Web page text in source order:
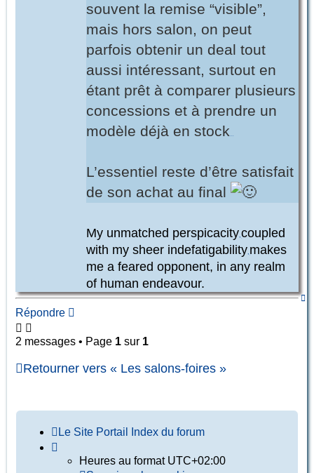
souvent la remise “visible”,
mais hors salon, on peut
parfois obtenir un deal tout
aussi intéressant, surtout en
étant prêt à comparer plusieurs
concessions et à prendre un
modèle déjà en stock ...
L’essentiel reste d’être satisfait
de son achat au final
My unmatched perspicacity,coupled
with my sheer indefatigability, makes
me a feared opponent, in any realm
of human endeavour.
Répondre
2 messages • Page 1 sur 1
Retourner vers « Les salons-foires »
Le Site Portail Index du forum
Heures au format UTC+02:00